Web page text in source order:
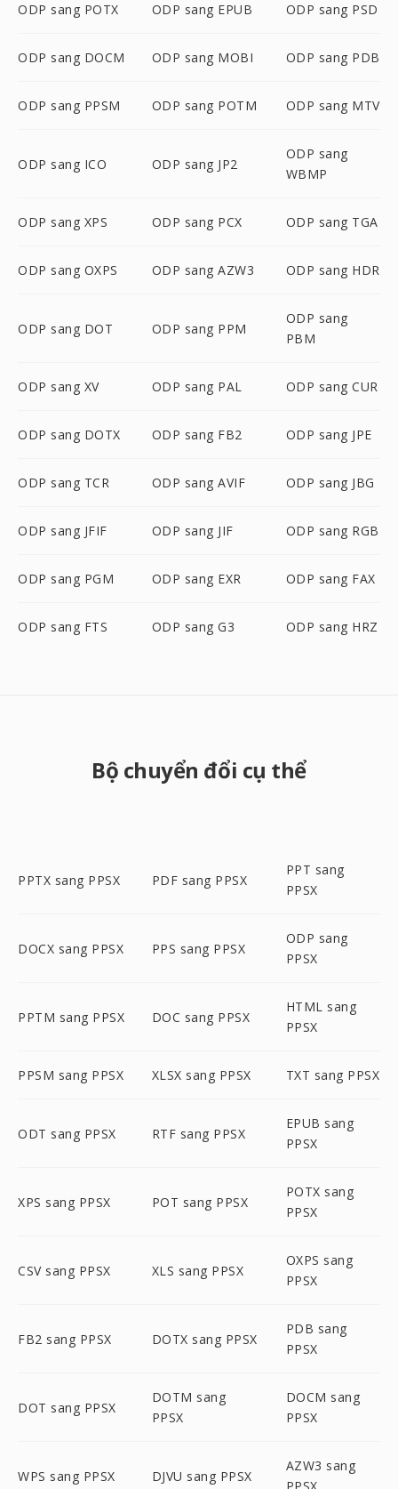
ODP sang POTX ODP sang EPUB ODP sang PSD
ODP sang DOCM ODP sang MOBI ODP sang PDB
ODP sang PPSM ODP sang POTM ODP sang MTV
ODP sang ICO ODP sang JP2
ODP sang
WBMP
ODP sang XPS ODP sang PCX ODP sang TGA
ODP sang OXPS ODP sang AZW3 ODP sang HDR
ODP sang DOT ODP sang PPM
ODP sang
PBM
ODP sang XV ODP sang PAL ODP sang CUR
ODP sang DOTX ODP sang FB2 ODP sang JPE
ODP sang TCR ODP sang AVIF ODP sang JBG
ODP sang JFIF ODP sang JIF ODP sang RGB
ODP sang PGM ODP sang EXR ODP sang FAX
ODP sang FTS ODP sang G3 ODP sang HRZ
Bộ chuyển đổi cụ thể
PPTX sang PPSX PDF sang PPSX
PPT sang
PPSX
DOCX sang PPSX PPS sang PPSX
ODP sang
PPSX
PPTM sang PPSX DOC sang PPSX
HTML sang
PPSX
PPSM sang PPSX XLSX sang PPSX TXT sang PPSX
ODT sang PPSX RTF sang PPSX
EPUB sang
PPSX
XPS sang PPSX POT sang PPSX
POTX sang
PPSX
CSV sang PPSX XLS sang PPSX
OXPS sang
PPSX
FB2 sang PPSX DOTX sang PPSX
PDB sang
PPSX
DOT sang PPSX
DOTM sang
PPSX
DOCM sang
PPSX
WPS sang PPSX DJVU sang PPSX
AZW3 sang